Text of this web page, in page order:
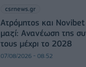
csrnews.gr
Ατρόμητος και Novibet
μαζί: Ανανέωση της
τους μέχρι το 2028
07/08/2026 - 08:52